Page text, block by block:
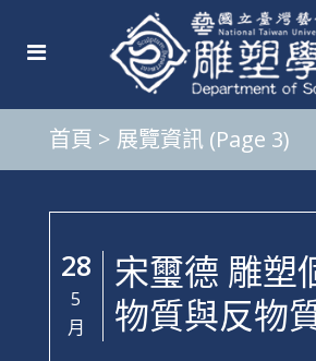
首頁 > 展覽資訊(Page 3)
28
5
月
宋璽德 雕塑
物質與反物質